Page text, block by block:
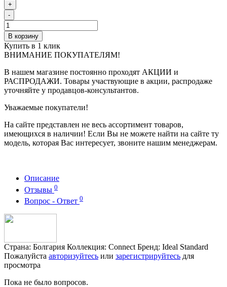
+
-
В корзину
Купить в 1 клик
ВНИМАНИЕ ПОКУПАТЕЛЯМ!
В нашем магазине постоянно проходят АКЦИИ и
РАСПРОДАЖИ. Товары участвующие в акции, распродаже
уточняйте у продавцов-консультантов.
Уважаемые покупатели!
На сайте представлен не весь ассортимент товаров,
имеющихся в наличии! Если Вы не можете найти на сайте ту
модель, которая Вас интересует, звоните нашим менеджерам.
Описание
Отзывы 0
Вопрос - Ответ 0
Страна: Болгария Коллекция: Connect Бренд: Ideal Standard
Пожалуйста авторизуйтесь или зарегистрируйтесь для
просмотра
Пока не было вопросов.